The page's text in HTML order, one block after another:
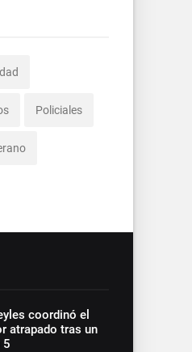
Policiales
coordinó el
atrapado tras un
5